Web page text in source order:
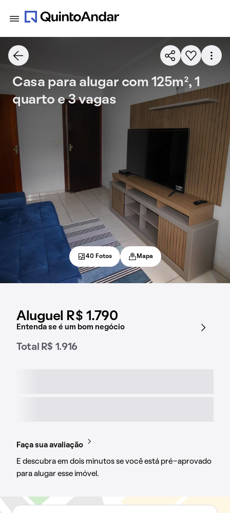
Aluguel R$ 1.790
Entenda se é um bom negócio
Total R$ 1.916
Faça sua avaliação
E descubra em dois minutos se você está pré-aprovado
para alugar esse imóvel.
Casa para alugar com 125m², 1
quarto e 3 vagas
40 Fotos Mapa